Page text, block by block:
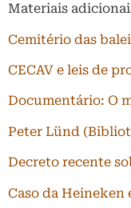
Materiais
Cemitério das
CECAV e leis de
Documentário: O
Peter Lünd
Decreto recente
Caso da Heineken